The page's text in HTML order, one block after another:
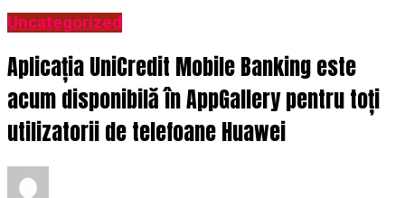
Uncategorized
Aplicația UniCredit Mobile Banking este
acum disponibilă în AppGallery pentru toți
utilizatorii de telefoane Huawei